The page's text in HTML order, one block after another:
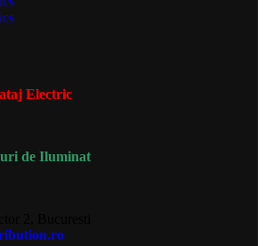
Electric
de Iluminat
2, Bucuresti